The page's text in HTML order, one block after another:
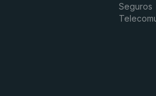
Seguros